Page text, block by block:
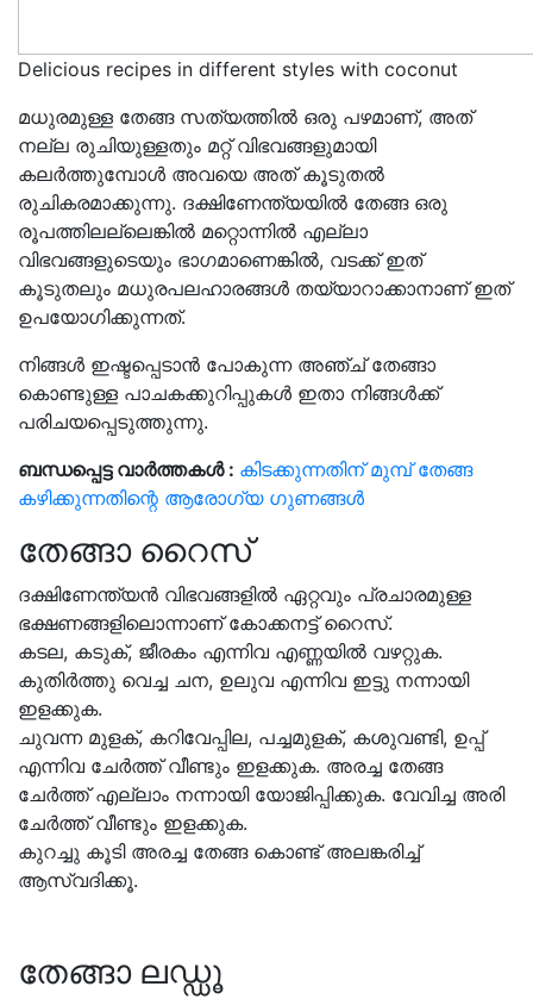
Delicious recipes in different styles with coconut
മധുരമുള്ള തേങ്ങ സത്യത്തിൽ ഒരു പഴമാണ്, അത്
നല്ല രുചിയുള്ളതും മറ്റ് വിഭവങ്ങളുമായി
കലർത്തുമ്പോൾ അവയെ അത് കൂടുതൽ
രുചികരമാക്കുന്നു. ദക്ഷിണേന്ത്യയിൽ തേങ്ങ ഒരു
രൂപത്തിലല്ലെങ്കിൽ മറ്റൊന്നിൽ എല്ലാ
വിഭവങ്ങളുടെയും ഭാഗമാണെങ്കിൽ, വടക്ക് ഇത്
കൂടുതലും മധുരപലഹാരങ്ങൾ തയ്യാറാക്കാനാണ് ഇത്
ഉപയോഗിക്കുന്നത്.
നിങ്ങൾ ഇഷ്ടപ്പെടാൻ പോകുന്ന അഞ്ച് തേങ്ങാ
കൊണ്ടുള്ള പാചകക്കുറിപ്പുകൾ ഇതാ നിങ്ങൾക്ക്
പരിചയപ്പെടുത്തുന്നു.
ബന്ധപ്പെട്ട വാർത്തകൾ : കിടക്കുന്നതിന് മുമ്പ് തേങ്ങ
കഴിക്കുന്നതിന്റെ ആരോഗ്യ ഗുണങ്ങൾ
തേങ്ങാ റൈസ്
ദക്ഷിണേന്ത്യൻ വിഭവങ്ങളിൽ ഏറ്റവും പ്രചാരമുള്ള
ഭക്ഷണങ്ങളിലൊന്നാണ് കോക്കനട്ട് റൈസ്.
കടല, കടുക്, ജീരകം എന്നിവ എണ്ണയിൽ വഴറ്റുക.
കുതിർത്തു വെച്ച ചന, ഉലുവ എന്നിവ ഇട്ടു നന്നായി
ഇളക്കുക.
ചുവന്ന മുളക്, കറിവേപ്പില, പച്ചമുളക്, കശുവണ്ടി, ഉപ്പ്
എന്നിവ ചേർത്ത് വീണ്ടും ഇളക്കുക. അരച്ച തേങ്ങ
ചേർത്ത് എല്ലാം നന്നായി യോജിപ്പിക്കുക. വേവിച്ച അരി
ചേർത്ത് വീണ്ടും ഇളക്കുക.
കുറച്ചു കൂടി അരച്ച തേങ്ങ കൊണ്ട് അലങ്കരിച്ച്
ആസ്വദിക്കൂ.
തേങ്ങാ ലഡ്ഡൂ